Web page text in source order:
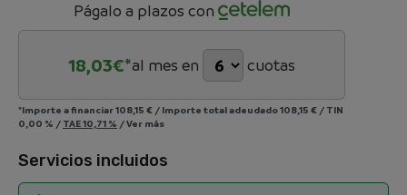
Págalo a plazos con
18,03€*al mes en cuotas
*Importe a financiar108,15 € / Importe total adeudado108,15 € / TIN
0,00 % / TAE10,71 % /Ver más
Servicios incluidos